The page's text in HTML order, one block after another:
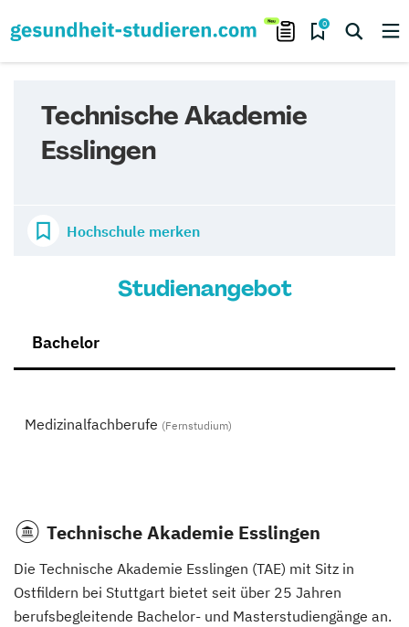
0
Technische Akademie
Esslingen
Hochschule merken
Studienangebot
Bachelor
Medizinalfachberufe (Fernstudium)
Technische Akademie Esslingen
Die Technische Akademie Esslingen (TAE) mit Sitz in
Ostfildern bei Stuttgart bietet seit über 25 Jahren
berufsbegleitende Bachelor- und Masterstudiengänge an.